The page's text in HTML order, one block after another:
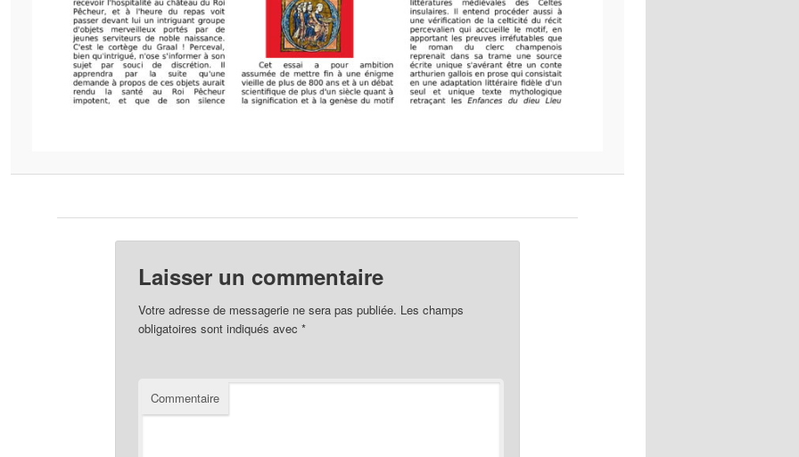
Laisser un commentaire
Votre adresse de messagerie ne sera pas publiée. Les champs
obligatoires sont indiqués avec *
Commentaire